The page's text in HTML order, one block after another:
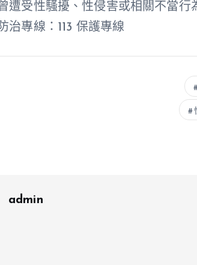
遭受性騷擾、性侵害或相關不當行
治專線：113 保護專線
admin